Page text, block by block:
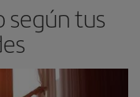
según tus